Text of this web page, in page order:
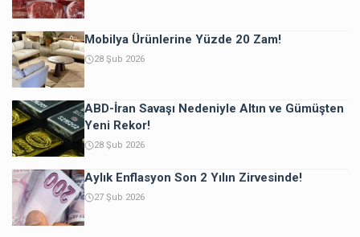
Mobilya Ürünlerine Yüzde 20 Zam!
28 Şub 2026
ABD-İran Savaşı Nedeniyle Altın ve Gümüşten
Yeni Rekor!
28 Şub 2026
Aylık Enflasyon Son 2 Yılın Zirvesinde!
27 Şub 2026